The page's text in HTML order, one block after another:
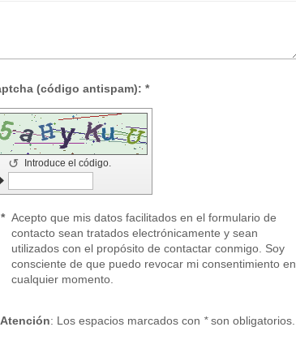
Captcha (código antispam): *
Introduce el código.
↺
* Acepto que mis datos facilitados en el formulario de
contacto sean tratados electrónicamente y sean
utilizados con el propósito de contactar conmigo. Soy
consciente de que puedo revocar mi consentimiento en
cualquier momento.
Atención : Los espacios marcados con *son obligatorios.